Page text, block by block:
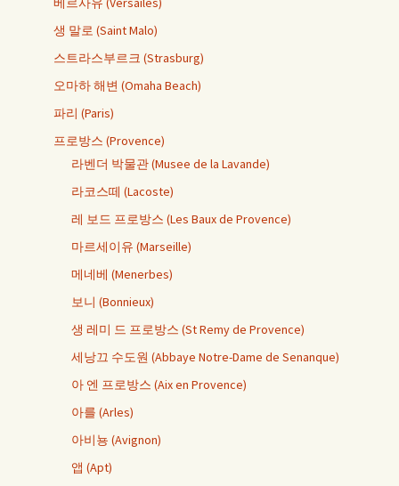
생 말로 (Saint Malo)
스트라스부르크 (Strasburg)
오마하 해변 (Omaha Beach)
파리 (Paris)
프로방스 (Provence)
라벤더 박물관 (Musee de la Lavande)
라코스떼 (Lacoste)
레 보드 프로방스 (Les Baux de Provence)
마르세이유 (Marseille)
메네베 (Menerbes)
보니 (Bonnieux)
생 레미 드 프로방스 (St Remy de Provence)
세낭끄 수도원 (Abbaye Notre-Dame de Senanque)
아 엔 프로방스 (Aix en Provence)
아를 (Arles)
아비뇽 (Avignon)
앱 (Apt)